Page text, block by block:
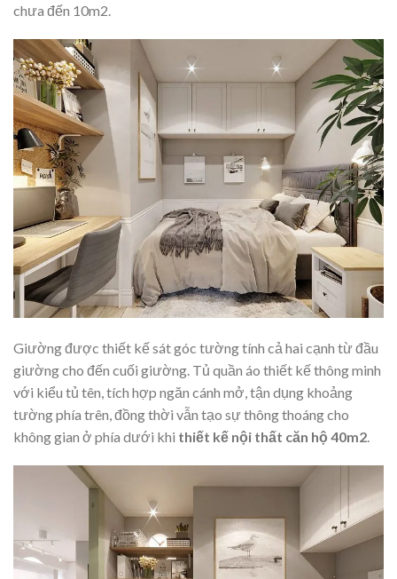
chưa đến 10m2.
Giường được thiết kế sát góc tường tính cả hai cạnh từ đầu
giường cho đến cuối giường. Tủ quần áo thiết kế thông minh
với kiểu tủ tên, tích hợp ngăn cánh mở, tận dụng khoảng
tường phía trên, đồng thời vẫn tạo sự thông thoáng cho
không gian ở phía dưới khi thiết kế nội thất căn hộ 40m2